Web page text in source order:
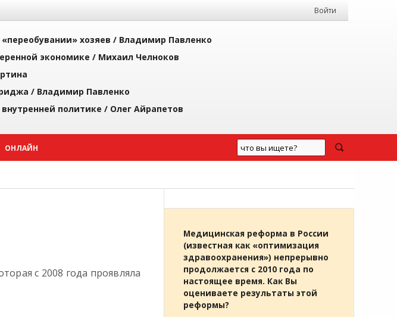
Войти
хозяев / Владимир Павленко
экономике / Михаил Челноков
/ Владимир Павленко
политике / Олег Айрапетов
ОНЛАЙН
с 2008 года проявляла
Медицинская реформа в России
(известная как «оптимизация
здравоохранения») непрерывно
продолжается с 2010 года по
настоящее время. Как Вы
оцениваете результаты этой
реформы?